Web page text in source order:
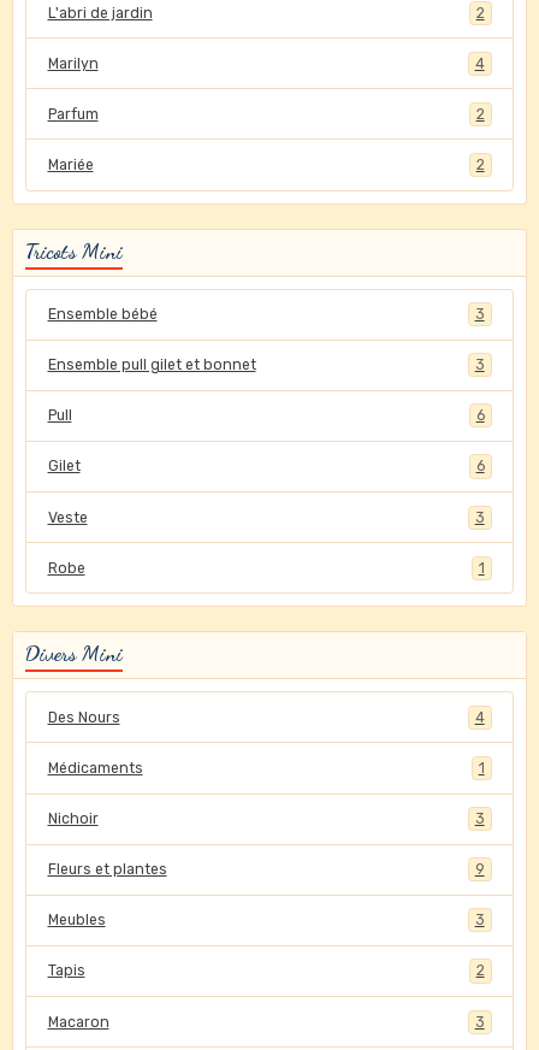
L'abri de jardin 2
Marilyn 4
Parfum 2
Mariée 2
Tricots Mini
Ensemble bébé 3
Ensemble pull gilet et bonnet 3
Pull 6
Gilet 6
Veste 3
Robe 1
Divers Mini
Des Nours 4
Médicaments 1
Nichoir 3
Fleurs et plantes 9
Meubles 3
Tapis 2
Macaron 3